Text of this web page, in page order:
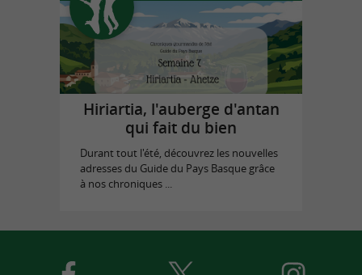
Hiriartia, l'auberge d'antan
qui fait du bien
Durant tout l'été, découvrez les nouvelles
adresses du Guide du Pays Basque grâce
à nos chroniques ...